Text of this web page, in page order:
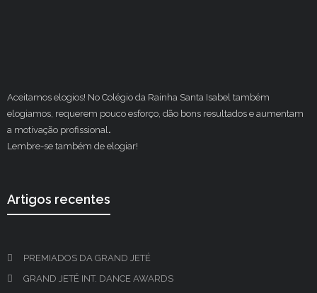
Aceitamos elogios! No Colégio da Rainha Santa Isabel também
elogiamos, requerem pouco esforço, dão bons resultados e aumentam
a motivação profissional.
Lembre-se também de elogiar!
Artigos recentes
PREMIADOS DA GRAND JETÉ
GRAND JETÉ INT. DANCE AWARDS